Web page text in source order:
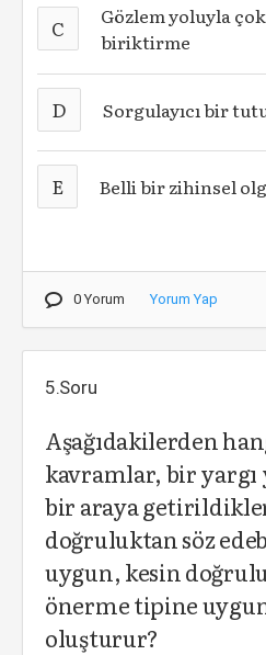
C
Gözlem yoluyla
biriktirme
D Sorgulayıcı bir
E Belli bir zihinsel
0 Yorum Yorum Yap
5.Soru
Aşağıdakilerden
kavramlar, bir yargı
bir araya
doğruluktan söz
uygun, kesin
önerme tipine
oluşturur?